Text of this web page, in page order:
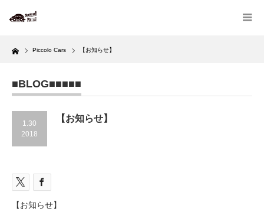
Home Piccolo Cars 【お知らせ】
■BLOG■■■■■
1.30
2018
【お知らせ】
【お知らせ】